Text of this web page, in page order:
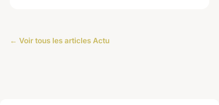
← Voir tous les articles Actu